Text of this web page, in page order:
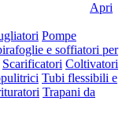
Apri
Pompe
e soffiatori per
Scarificatori Coltivatori
Tubi flessibili e
Trapani da